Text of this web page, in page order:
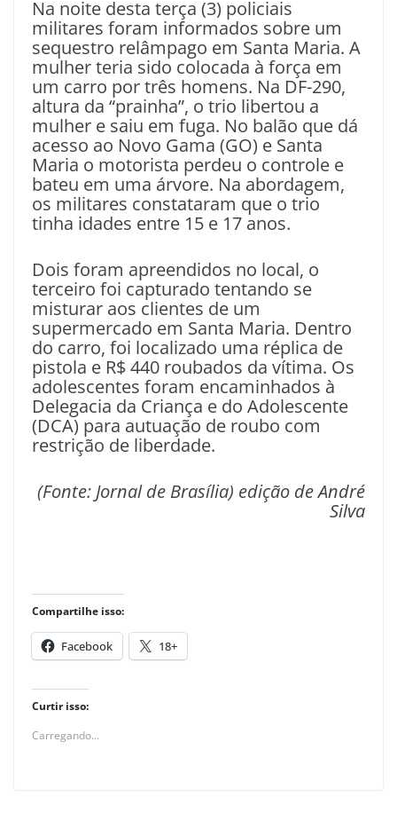
Na noite desta terça (3) policiais
militares foram informados sobre um
sequestro relâmpago em Santa Maria. A
mulher teria sido colocada à força em
um carro por três homens. Na DF-290,
altura da “prainha”, o trio libertou a
mulher e saiu em fuga. No balão que dá
acesso ao Novo Gama (GO) e Santa
Maria o motorista perdeu o controle e
bateu em uma árvore. Na abordagem,
os militares constataram que o trio
tinha idades entre 15 e 17 anos.
Dois foram apreendidos no local, o
terceiro foi capturado tentando se
misturar aos clientes de um
supermercado em Santa Maria. Dentro
do carro, foi localizado uma réplica de
pistola e R$ 440 roubados da vítima. Os
adolescentes foram encaminhados à
Delegacia da Criança e do Adolescente
(DCA) para autuação de roubo com
restrição de liberdade.
(Fonte: Jornal de Brasília) edição de André
Silva
Compartilhe isso:
Facebook 18+
Curtir isso:
Carregando...